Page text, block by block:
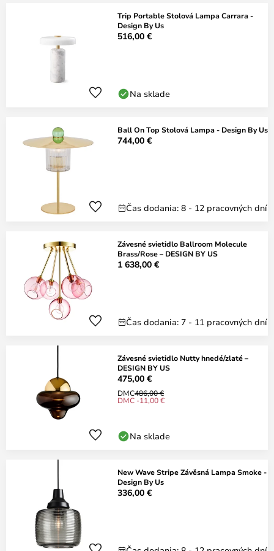
Trip Portable Stolová Lampa Carrara -
Design By Us
516,00 €
Na sklade
Ball On Top Stolová Lampa - Design By Us
744,00 €
Čas dodania: 8 - 12 pracovných dní
Závesné svietidlo Ballroom Molecule
Brass/Rose – DESIGN BY US
1 638,00 €
Čas dodania: 7 - 11 pracovných dní
Závesné svietidlo Nutty hnedé/zlaté –
DESIGN BY US
475,00 €
DMC486,00 €
DMC -11,00 €
Na sklade
New Wave Stripe Závěsná Lampa Smoke -
Design By Us
336,00 €